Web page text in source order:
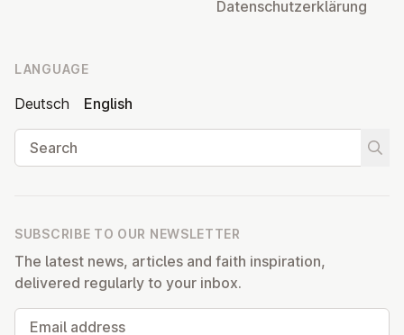
Datens­chutzerklärung
LANGUAGE
Deutsch
English
Search
SUBSCRIBE TO OUR NEWSLETTER
The latest news, articles and faith inspiration,
delivered regularly to your inbox.
Email address